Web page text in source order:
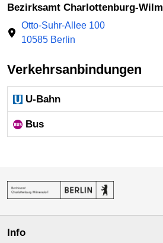
Bezirksamt Charlottenburg-
Otto-Suhr-Allee 100
10585 Berlin
Verkehrsanbindungen
U-Bahn
Bus
Info